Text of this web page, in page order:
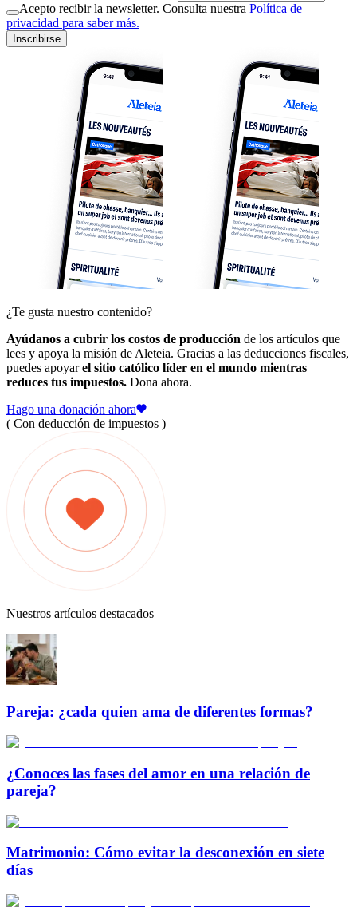
Acepto recibir la newsletter. Consulta nuestra Política de
privacidad para saber más.
Inscribirse
¿Te gusta nuestro contenido?
Ayúdanos a cubrir los costos de producción de los artículos que
lees y apoya la misión de Aleteia. Gracias a las deducciones fiscales,
puedes apoyarel sitio católico líder en el mundo mientras
reduces tus impuestos. Dona ahora.
Hago una donación ahora
( Con deducción de impuestos )
Nuestros artículos destacados
Pareja: ¿cada quien ama de diferentes formas?
¿Conoces las fases del amor en una relación de
pareja?
Matrimonio: Cómo evitar la desconexión en siete
días